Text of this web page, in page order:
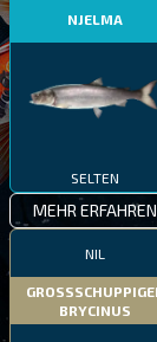
NJELMA
SELTEN
MEHR ERFAHREN
NIL
BRYCINUS